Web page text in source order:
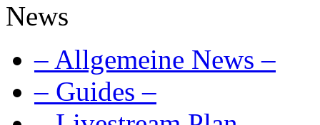
News
– Allgemeine News –
– Guides –